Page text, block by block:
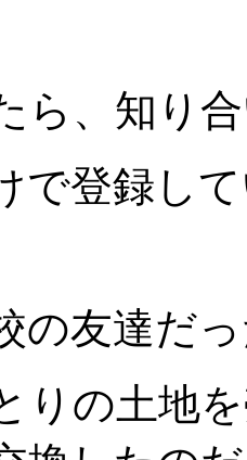
ら、知り
で登録し
の友達だ
りの土地